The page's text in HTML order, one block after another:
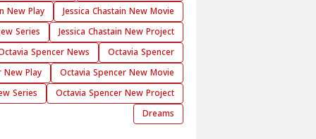
Jessica Chastain New Movie
New Play
Jessica Chastain New Project
Series
Octavia Spencer
Spencer News
Octavia Spencer New Movie
New Play
Octavia Spencer New Project
Series
Dreams